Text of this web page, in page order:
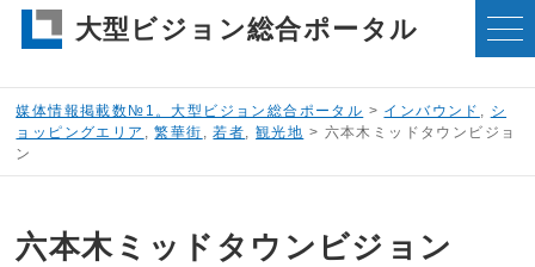
大型ビジョン総合ポータル
媒体情報掲載数№1。大型ビジョン総合ポータル > インバウンド
シ
ョッピングエリア
,繁華街 ,若者 ,観光地 > 六本木ミッドタウンビジョ
ン
六本木ミッドタウンビジョン